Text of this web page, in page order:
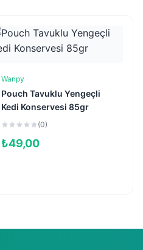
Wanpy
Pouch Tavuklu Yengeçli
Kedi Konservesi 85gr
(0)
₺49,00